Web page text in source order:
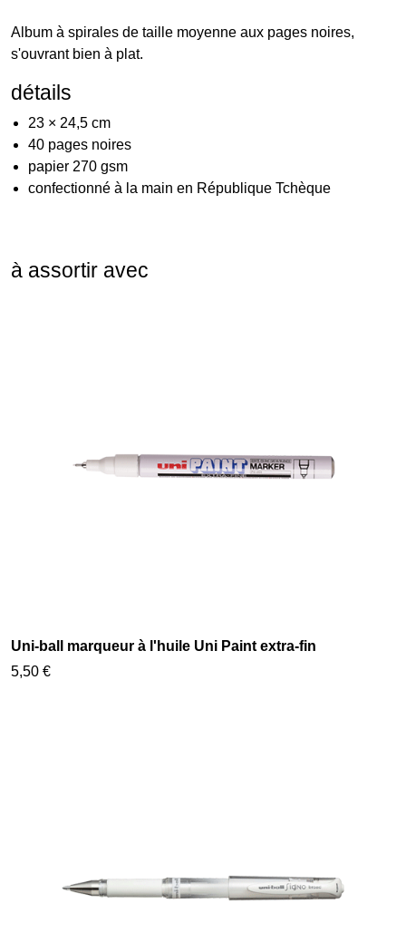
Album à spirales de taille moyenne aux pages noires,
s'ouvrant bien à plat.
détails
23 × 24,5 cm
40 pages noires
papier 270 gsm
confectionné à la main en République Tchèque
à assortir avec
Uni-ball marqueur à l'huile Uni Paint extra-fin
5,50 €